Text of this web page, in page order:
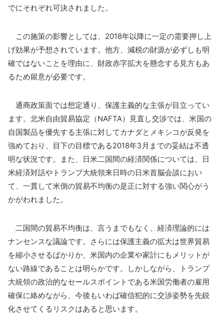
でにそれぞれ可決されました。
この施策の影響としては、2018年以降に一定の需要押し上
げ効果が予想されています。他方、減税の財源が必ずしも明
確ではないことを理由に、財政赤字拡大を懸念する見方もあ
るため留意が必要です。
通商政策面では想定通り、保護主義的な主張が目立ってい
ます。北米自由貿易協定（NAFTA）見直し交渉では、米国の
自国製品を優先する主張に対してカナダとメキシコが反発を
強めており、目下の目標である2018年3月までの妥結は不透
明な状況です。また、日米二国間の経済関係については、日
米経済対話やトランプ大統領来日時の日米首脳会談におい
て、一貫して米側の貿易不均衡の是正に対する強い関心がう
かがわれました。
二国間の貿易不均衡は、言うまでもなく、経済理論的には
ナンセンスな議論です。さらには保護主義の拡大は世界貿易
を縮小させるばかりか、米国内の企業や家計にもメリットが
ない路線であることは明らかです。しかしながら、トランプ
大統領の政治的なセールスポイントである米国労働者の雇用
確保に絡めながら、今後もいわば確信犯的に交渉姿勢を先鋭
化させてくるリスクはあると思います。